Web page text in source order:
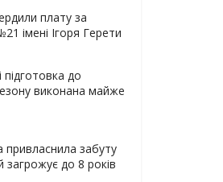
плату за
імені Ігоря Герети
до
виконана майже
привласнила забуту
загрожує до 8 років